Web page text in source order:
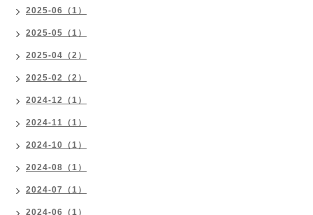
2025-06（1）
2025-05（1）
2025-04（2）
2025-02（2）
2024-12（1）
2024-11（1）
2024-10（1）
2024-08（1）
2024-07（1）
2024-06（1）